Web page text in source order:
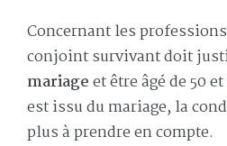
Concernant les
conjoint survivant doit
mariageet être âgé de 50
est issu du mariage, la
plus à prendre en compte.